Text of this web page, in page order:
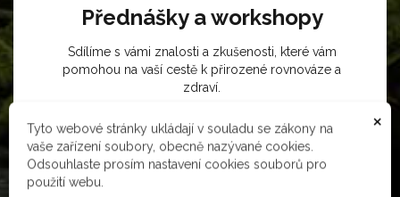
Přednášky a workshopy
Sdílíme s vámi znalosti a zkušenosti, které vám
pomohou na vaší cestě k přirozené rovnováze a
zdraví.
Kdy se potkáme? ×
Tyto webové stránky ukládají v souladu se zákony na
vaše zařízení soubory, obecně nazývané cookies.
Odsouhlaste prosím nastavení cookies souborů pro
použití webu.